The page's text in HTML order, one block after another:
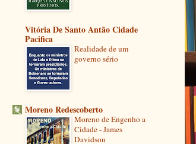
Vitória De Santo Antão Cidade
Pacifica
Realidade de um
governo sério
Moreno Redescoberto
Moreno de Engenho a
Cidade - James
Davidson